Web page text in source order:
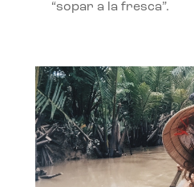
“sopar a la fresca”.